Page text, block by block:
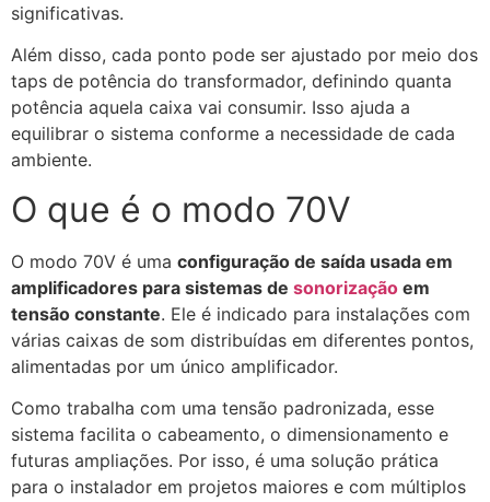
significativas.
Além disso, cada ponto pode ser ajustado por meio dos
taps de potência do transformador, definindo quanta
potência aquela caixa vai consumir. Isso ajuda a
equilibrar o sistema conforme a necessidade de cada
ambiente.
O que é o modo 70V
O modo 70V é uma configuração de saída usada em
amplificadores para sistemas de sonorização em
tensão constante. Ele é indicado para instalações com
várias caixas de som distribuídas em diferentes pontos,
alimentadas por um único amplificador.
Como trabalha com uma tensão padronizada, esse
sistema facilita o cabeamento, o dimensionamento e
futuras ampliações. Por isso, é uma solução prática
para o instalador em projetos maiores e com múltiplos